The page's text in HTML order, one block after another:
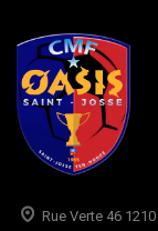
Rue Verte 46